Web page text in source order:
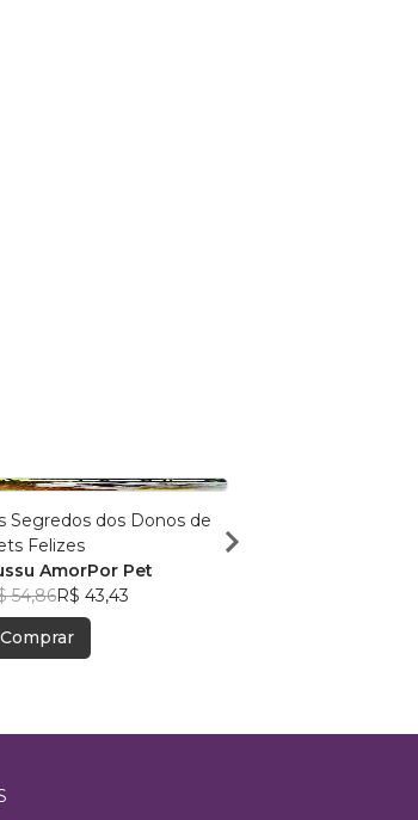
Segredos dos Donos de
Felizes
AmorPor Pet
54,86R$ 43,43
Comprar
Naturais para Cães